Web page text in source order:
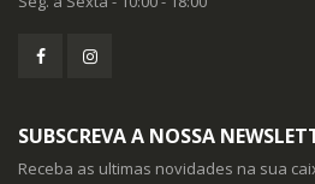
SUBSCREVA A NOSSA
Receba as ultimas novidades na sua